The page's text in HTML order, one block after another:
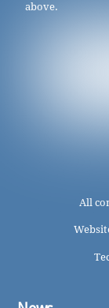
above.
All